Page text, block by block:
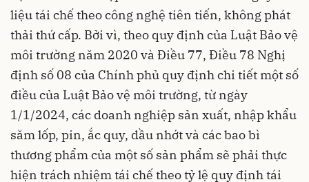
liệu tái chế theo công nghệ tiên tiến, không phát
thải thứ cấp. Bởi vì, theo quy định của Luật Bảo vệ
môi trường năm 2020 và Điều 77, Điều 78 Nghị
định số 08 của Chính phủ quy định chi tiết một số
điều của Luật Bảo vệ môi trường, từ ngày
1/1/2024, các doanh nghiệp sản xuất, nhập khẩu
săm lốp, pin, ắc quy, dầu nhớt và các bao bì
thương phẩm của một số sản phẩm sẽ phải thực
hiện trách nhiệm tái chế theo tỷ lệ quy định tái